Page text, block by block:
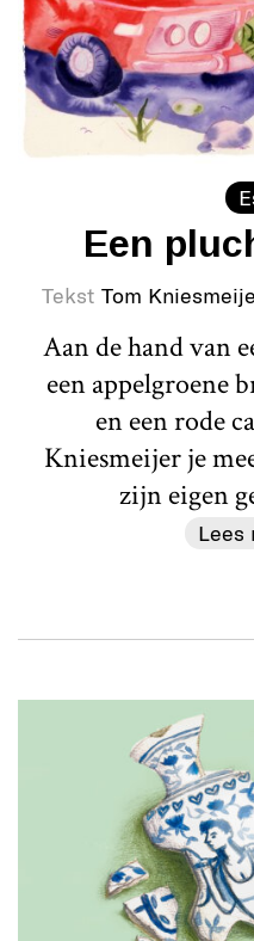
Een
Tekst Tom
Aan de hand van
een appelgroene
en een rode
Kniesmeijer je
zijn eigen
Lees